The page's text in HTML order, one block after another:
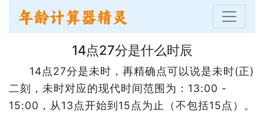
14点27分是什么时辰
14点27分是未时，再精确点可以说是未时(正)
二刻，未时对应的现代时间范围为：13:00 -
15:00，从13点开始到15点为止（不包括15点）。